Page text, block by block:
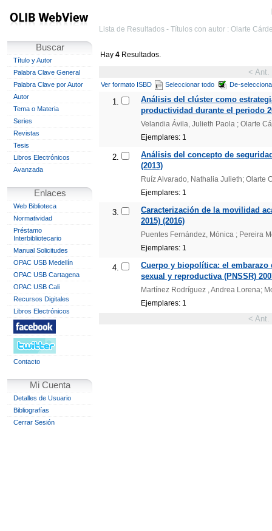
Buscar
Título y Autor
Palabra Clave General
Palabra Clave por Autor
Autor
Tema o Materia
Series
Revistas
Tesis
Libros Electrónicos
Avanzada
Enlaces
Web Biblioteca
Normatividad
Préstamo
Interbibliotecario
Manual Solicitudes
OPAC USB Medellín
OPAC USB Cartagena
OPAC USB Cali
Recursos Digitales
Libros Electrónicos
Contacto
Mi Cuenta
Detalles de Usuario
Bibliografías
Cerrar Sesión
Lista de Resultados - Títulos con autor : Olarte
Hay 4 Resultados.
< Ant.
Ver formato ISBD Seleccionar todo De-
1.
Análisis del clúster como
productividad durante el periodo
Velandia Ávila, Julieth Paola ; Olarte
Ejemplares: 1
2.
Análisis del concepto de
(2013)
Ruíz Alvarado, Nathalia Julieth; Olarte
Ejemplares: 1
3.
Caracterización de la movilidad
2015) (2016)
Puentes Fernández, Mónica ; Pereira
Ejemplares: 1
4.
Cuerpo y biopolítica: el
sexual y reproductiva (PNSSR)
Martínez Rodríguez , Andrea Lorena;
Ejemplares: 1
< Ant.